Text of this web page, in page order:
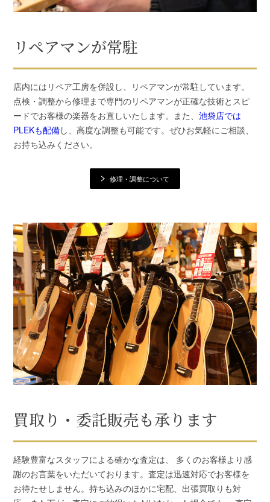
リペアマンが常駐
店内にはリペア工房を併設し、リペアマンが常駐しています。
点検・調整から修理まで専門のリペアマンが正確な技術とスピ
ードでお客様の楽器をお直しいたします。また、池袋店では
PLEKも配備し、高度な調整も可能です。ぜひお気軽にご相談、
お持ち込みください。
修理・調整について
買取り・委託販売も承ります
経験豊富なスタッフによる確かな査定は、 多くのお客様より感
謝のお言葉をいただいております。査定は迅速対応でお客様を
お待たせしません。持ち込みのほかに宅配、出張買取りも対